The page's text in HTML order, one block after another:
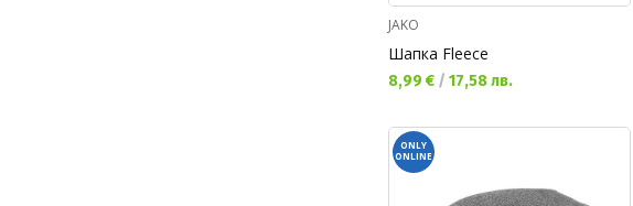
JAKO
Шапка Fleece
Текуща цена:
8,99 € / 17,58 лв.
ONLY
ONLINE